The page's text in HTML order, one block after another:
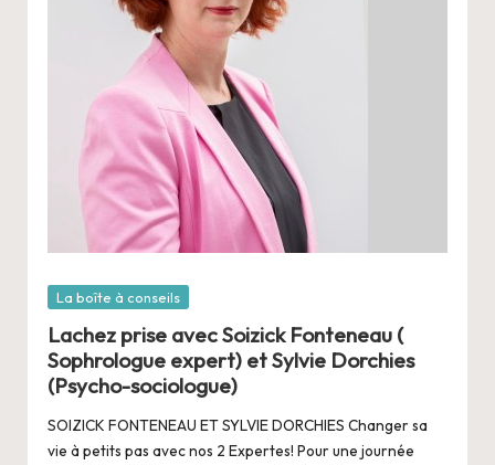
Posté
La boîte à conseils
Lachez prise avec Soizick Fonteneau (
Sophrologue expert) et Sylvie Dorchies
(Psycho-sociologue)
SOIZICK FONTENEAU ET SYLVIE DORCHIES Changer sa
vie à petits pas avec nos 2 Expertes! Pour une journée